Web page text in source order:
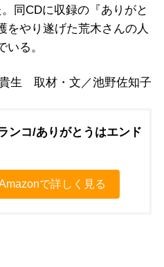
同CDに収録の『ありがと
をやり遂げた荒木さんの人
る。
生 取材・文／池野佐知子
ンコ/ありがとうはエンド
で詳しく見る